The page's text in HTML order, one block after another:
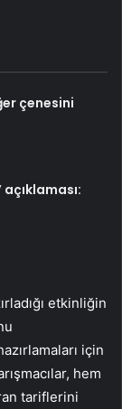
çenesini
açıklaması:
etkinliğin
için
hem
tariflerini